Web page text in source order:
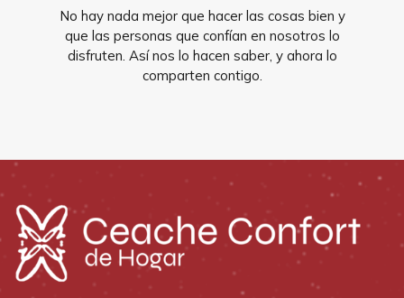
No hay nada mejor que hacer las cosas bien y
que las personas que confían en nosotros lo
disfruten. Así nos lo hacen saber, y ahora lo
comparten contigo.